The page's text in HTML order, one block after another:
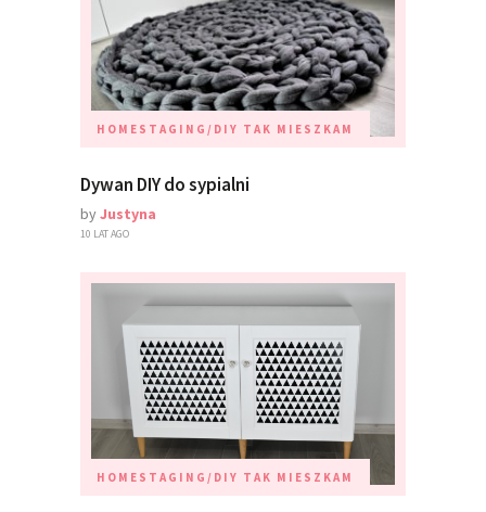
HOMESTAGING/DIY TAK MIESZKAM
Dywan DIY do sypialni
byJustyna
10 LAT AGO
HOMESTAGING/DIY TAK MIESZKAM